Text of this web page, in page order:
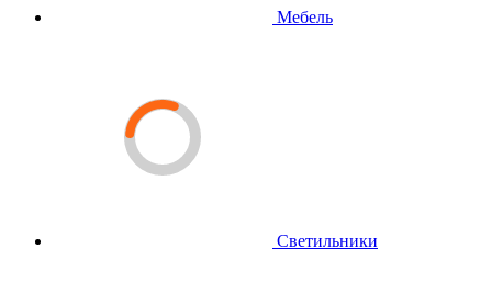
Мебель
Светильники